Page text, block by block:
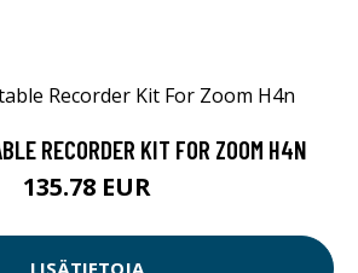
RECORDER KIT FOR ZOOM H4N
135.78 EUR